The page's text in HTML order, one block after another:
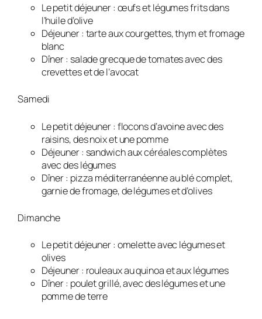
Le petit déjeuner : œufs et légumes frits dans
l’huile d’olive
Déjeuner : tarte aux courgettes, thym et fromage
blanc
Dîner : salade grecque de tomates avec des
crevettes et de l’avocat
Samedi
Le petit déjeuner : flocons d’avoine avec des
raisins, des noix et une pomme
Déjeuner : sandwich aux céréales complètes
avec des légumes
Dîner : pizza méditerranéenne au blé complet,
garnie de fromage, de légumes et d’olives
Dimanche
Le petit déjeuner : omelette avec légumes et
olives
Déjeuner : rouleaux au quinoa et aux légumes
Dîner : poulet grillé, avec des légumes et une
pomme de terre